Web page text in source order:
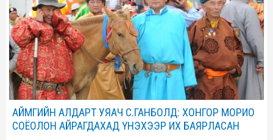
АЙМГИЙН АЛДАРТ УЯАЧ С.ГАНБОЛД: ХОНГОР МОРИО
СОЁОЛОН АЙРАГДАХАД ҮНЭХЭЭР ИХ БАЯРЛАСАН